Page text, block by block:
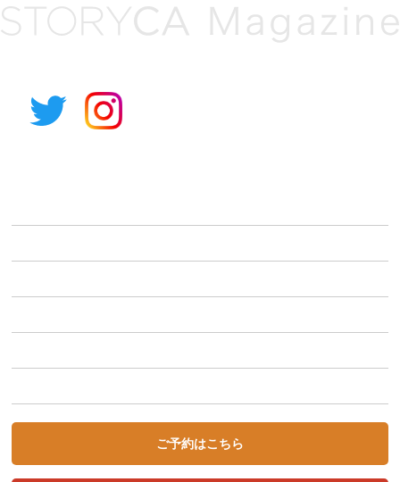
ご予約はこちら